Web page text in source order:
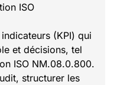
ISO
(KPI) qui
et décisions, tel
ISO NM.08.0.800.
structurer les